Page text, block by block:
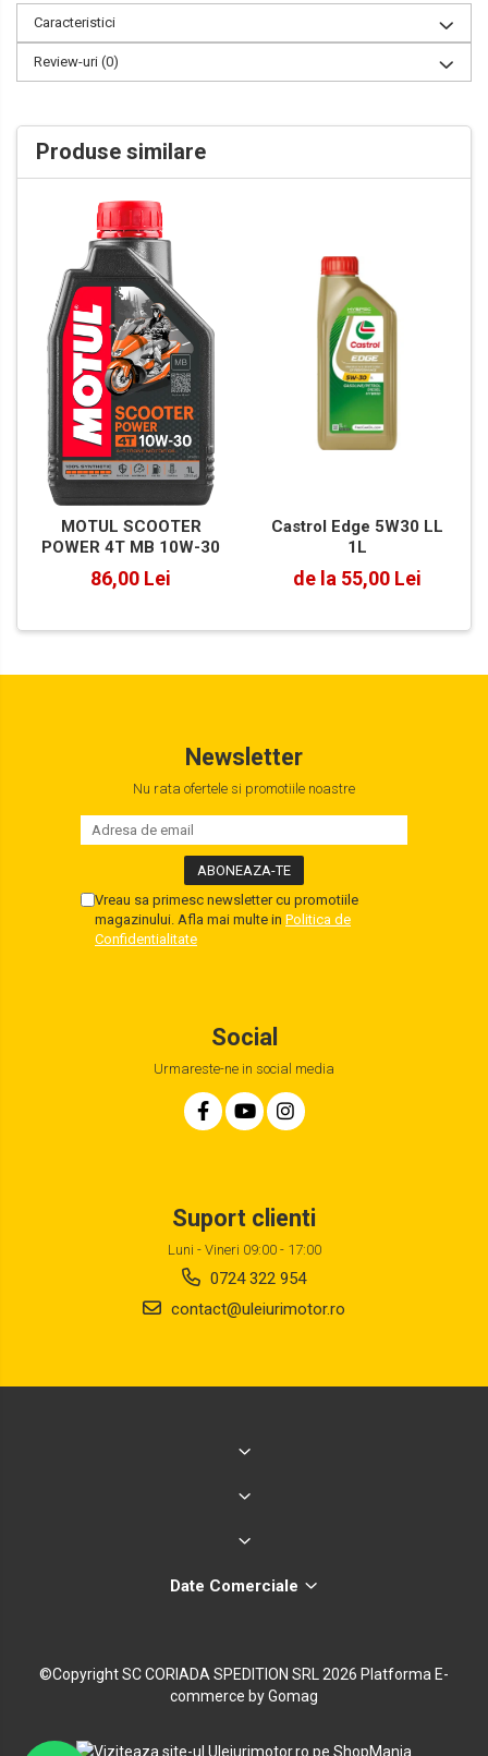
Caracteristici
Review-uri (0)
Produse similare
MOTUL SCOOTER
POWER 4T MB 10W-30
86,00 Lei
Castrol Edge 5W30 LL
1L
de la 55,00 Lei
Newsletter
Nu rata ofertele si promotiile noastre
Vreau sa primesc newsletter cu promotiile
magazinului. Afla mai multe in Politica de
Confidentialitate
Social
Urmareste-ne in social media
Suport clienti
Luni - Vineri 09:00 - 17:00
0724 322 954
contact@uleiurimotor.ro
Date Comerciale
©Copyright SC CORIADA SPEDITION SRL 2026 Platforma E-
commerce by Gomag